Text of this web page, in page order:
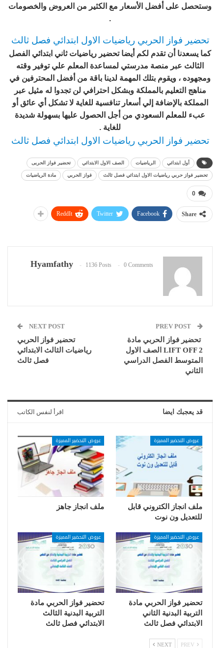
وستحصل على أفضل الأسعار مع الكثير من العروض والخصومات
.
تحضير فواز الحربي رياضيات الاول ابتدائي فصل ثالث
كما يسعدنا أن تقدم لكم أيضا تحضير رياضيات ثاني ابتدائي الفصل
الثالث عبر منصة مدرستي لمساعدة المعلم علي توفير وقته
ومجهوده ، ويقوم بتلك المهمة لدينا باقة من أفضل المحترفين في
مناهج التعليم بالمملكة وبشكل احترافي لن تجدوا له مثيل عبر
المملكة بالإضافة إلي أسعار تنافسية للغاية لا تشكل أي عائق أو
عبء للمعلم السعودي من أجل الحصول عليها بسهولة شديدة
للغاية .
تحضير فواز الحربي رياضيات الاول ابتدائي فصل ثالث
أول ابتدائي الرياضيات الصف الاول الابتدائي تحضير فواز الحربى
تحضير فواز حربي رياضيات الاول ابتدائي فصل ثالث فواز الحربي مادة الرياضيات
0
Share
Facebook
Twitter
ReddIt
Hyamfathy 1136 Posts 0 Comments
تحضير فواز الحربي مادة
LIFT OFF 2 الصف الاول
المتوسط الفصل الدراسي
الثاني
NEXT POST
تحضير فواز الحربي
رياضيات الثالث الابتدائي
فصل ثالث
قد يعجبك ايضا اقرأ لنفس الكاتب
عروض التحضير المميزة
ملف انجاز الكتروني قابل
للتعديل ون نوت
عروض التحضير المميزة
ملف انجاز جاهز
عروض التحضير المميزة
تحضير فواز الحربي مادة
التربية البدنية الثاني
الابتدائي فصل ثالث
عروض التحضير المميزة
تحضير فواز الحربي مادة
التربية البدنية الثالث
الابتدائي فصل ثالث
NEXT